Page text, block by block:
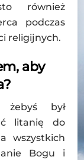
również
podczas
religijnych.
aby
był
litanię do
wszystkich
Bogu i